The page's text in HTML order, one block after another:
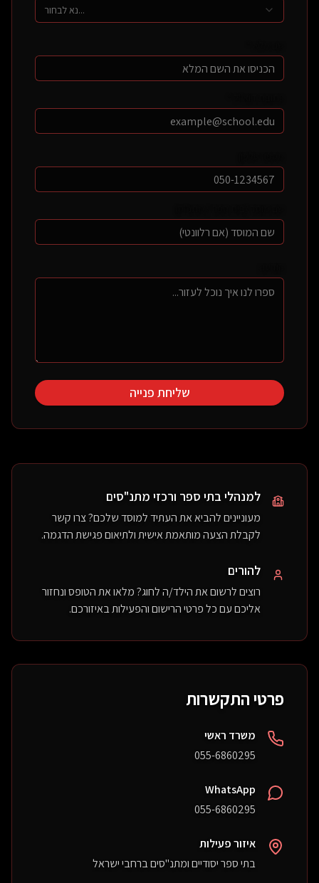
נא לבחור...
שליחת פנייה
למנהלי בתי ספר ורכזי מתנ"סים
מעוניינים להביא את העתיד למוסד שלכם? צרו קשר
לקבלת הצעה מותאמת אישית ולתיאום פגישת הדגמה.
להורים
רוצים לרשום את הילד/ה לחוג? מלאו את הטופס ונחזור
אליכם עם כל פרטי הרישום והפעילות באיזורכם.
פרטי התקשרות
משרד ראשי
055-6860295
WhatsApp
055-6860295
איזור פעילות
בתי ספר יסודיים ומתנ"סים ברחבי ישראל